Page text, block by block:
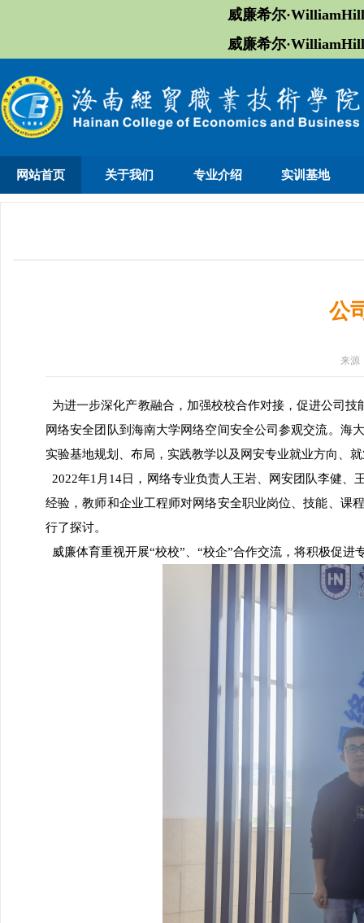
威廉希尔
威廉希尔
网站首页 关于我们 专业介绍 实训基地
公
来源
为进一步深化产教融合，加强校校合作对接，促进公司
网络安全团队到海南大学网络空间安全公司参观交流。海
实验基地规划、布局，实践教学以及网安专业就业方向、
2022年1月14日，网络专业负责人王岩、网安团队李健
经验，教师和企业工程师对网络安全职业岗位、技能、课
行了探讨。
威廉体育重视开展“校校”、“校企”合作交流，将积极促